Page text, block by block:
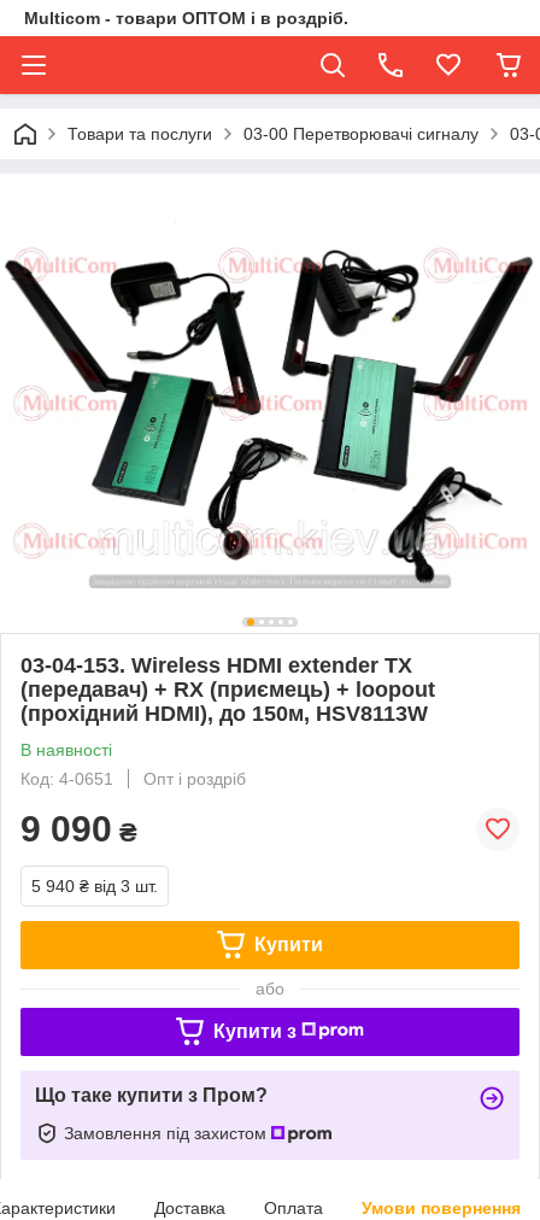
Multicom - товари ОПТОМ і в роздріб.
Товари та послуги 03-00 Перетворювачі сигналу 03-
03-04-153. Wireless HDMI extender TX
(передавач) + RX (приємець) + loopout
(прохідний HDMI), до 150м, HSV8113W
В наявності
Код: 4-0651
Опт і роздріб
9 090 ₴
5 940 ₴ від 3 шт.
Купити
або
Купити з
Що таке купити з Пром?
Замовлення під захистом
Доставка Оплата Умови повернення